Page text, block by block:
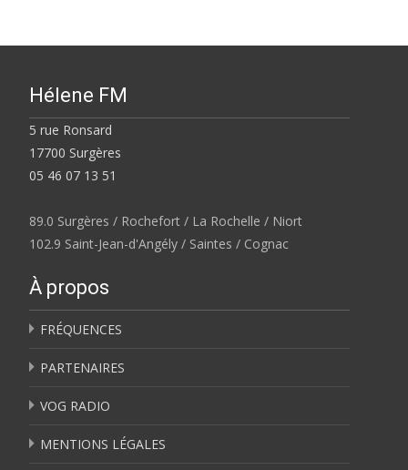
Hélene FM
5 rue Ronsard
17700 Surgères
05 46 07 13 51
89.0 Surgères / Rochefort / La Rochelle / Niort
102.9 Saint-Jean-d'Angély / Saintes / Cognac
À propos
FRÉQUENCES
PARTENAIRES
VOG RADIO
MENTIONS LÉGALES